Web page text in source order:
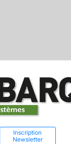
Inscription
Newsletter